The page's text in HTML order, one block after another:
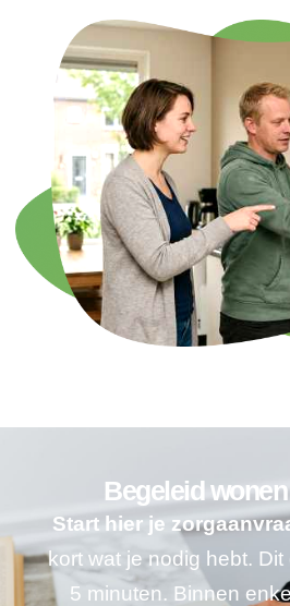
Begeleid
Start hier je
kort wat je nodig hebt. Dit
5 minuten. Binnen